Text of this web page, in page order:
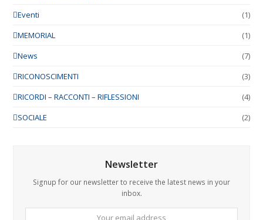
Eventi
(1)
MEMORIAL
(1)
News
(7)
RICONOSCIMENTI
(3)
RICORDI – RACCONTI – RIFLESSIONI
(4)
SOCIALE
(2)
Newsletter
Signup for our newsletter to receive the latest news in your
inbox.